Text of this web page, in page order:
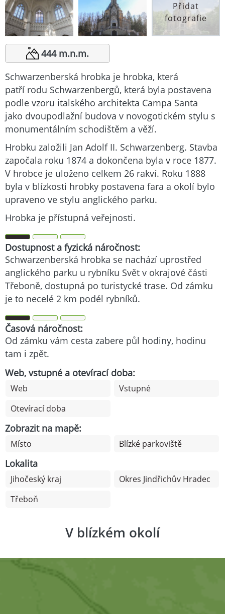
Přidat
fotografie
444 m.n.m.
Schwarzenberská hrobka je hrobka, která
patří rodu Schwarzenbergů, která byla postavena
podle vzoru italského architekta Campa Santa
jako dvoupodlažní budova v novogotickém stylu s
monumentálním schodištěm a věží.
Hrobku založili Jan Adolf II. Schwarzenberg. Stavba
započala roku 1874 a dokončena byla v roce 1877.
V hrobce je uloženo celkem 26 rakví. Roku 1888
byla v blízkosti hrobky postavena fara a okolí bylo
upraveno ve stylu anglického parku.
Hrobka je přístupná veřejnosti.
Dostupnost a fyzická náročnost:
Schwarzenberská hrobka se nachází uprostřed
anglického parku u rybníku Svět v okrajové části
Třeboně, dostupná po turistycké trase. Od zámku
je to necelé 2 km podél rybníků.
Časová náročnost:
Od zámku vám cesta zabere půl hodiny, hodinu
tam i zpět.
Web, vstupné a otevírací doba:
Web
Vstupné
Otevírací doba
Zobrazit na mapě:
Místo Blízké parkoviště
Lokalita
Jihočeský kraj
Okres Jindřichův Hradec
Třeboň
V blízkém okolí